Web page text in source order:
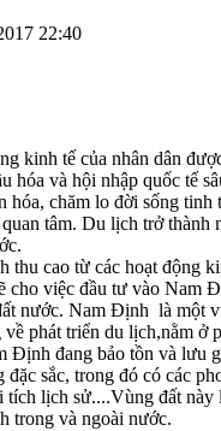
22:40
kinh tế của nhân dân
hóa và hội nhập quốc tế
hóa, chăm lo đời sống tinh
tâm. Du lịch trở thành
thu cao từ các hoạt động
cho việc đầu tư vào Nam
nước. Nam Định là một
về phát triển du lịch,nằm ở
Định đang bảo tồn và lưu
đặc sắc, trong đó có các
tích lịch sử....Vùng đất này
trong và ngoài nước.